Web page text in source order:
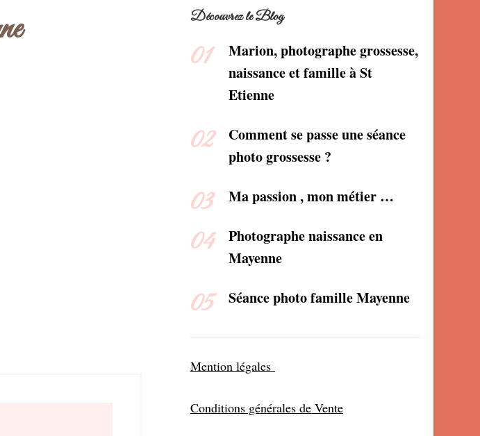
Découvrez le Blog
Marion, photographe grossesse,
naissance et famille à St
Etienne
Comment se passe une séance
photo grossesse ?
Ma passion , mon métier …
Photographe naissance en
Mayenne
Séance photo famille Mayenne
Mention légales
Conditions générales de Vente